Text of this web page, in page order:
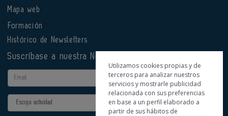
Mapa web
Formación
Histórico de Newsletters
Suscríbase a nuestra Newsletter
Email
Actividad
Utilizamos cookies propias y de
terceros para analizar nuestros
servicios y mostrarle publicidad
relacionada con sus preferencias
en base a un perfil elaborado a
partir de sus hábitos de